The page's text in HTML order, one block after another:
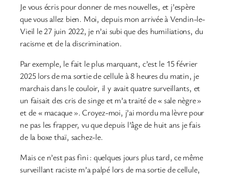
Je vous écris pour donner de mes nouvelles, et j’espère
que vous allez bien. Moi, depuis mon arrivée à Vendin-le-
Vieil le 27 juin 2022, je n’ai subi que des humiliations, du
racisme et de la discrimination.
Par exemple, le fait le plus marquant, c’est le 15 février
2025 lors de ma sortie de cellule à 8 heures du matin, je
marchais dans le couloir, il y avait quatre surveillants, et
un faisait des cris de singe et m’a traité de « sale nègre »
et de « macaque ». Croyez-moi, j’ai mordu ma lèvre pour
ne pas les frapper, vu que depuis l’âge de huit ans je fais
de la boxe thaï, sachez-le.
Mais ce n’est pas fini : quelques jours plus tard, ce même
surveillant raciste m’a palpé lors de ma sortie de cellule,